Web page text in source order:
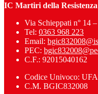
IC Martiri della Resistenza
Via Schieppati n° 14
Tel: 0363 968 223
Email:
PEC:
C.F.: 92015040162
Codice Univoco:
C.M. BGIC832008